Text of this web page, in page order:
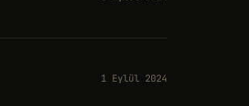
1 Eylül 2024